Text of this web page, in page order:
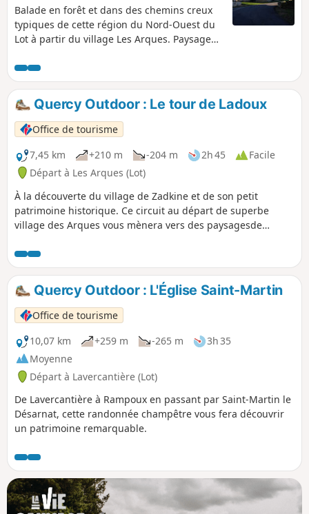
Balade en forêt et dans des chemins creux
typiques de cette région du Nord-Ouest du
Lot à partir du village Les Arques. Paysage
environnement très sauvage (passage à
proximité de seulement trois résidences). La
majeure partie de la balade est en dehors
des routes goudronnées, il s'agit de chemin
vicinaux. Quelques très jolis points de vue.
Cette balade figure sur la carte IGN et elle
est balisée en Jaune sur le terrain.
Quercy Outdoor : Le tour de Ladoux
Office de tourisme
7,45 km
+210 m -204 m 2h 45
Facile
Départ à Les Arques (Lot)
À la découverte du village de Zadkine et de son petit
patrimoine historique. Ce circuit au départ de superbe
village des Arques vous mènera vers des paysagesde
Quercy Outdoor : L'Église Saint-Martin
Office de tourisme
10,07 km
+259 m -265 m
3h 35
Moyenne
Départ à Lavercantière (Lot)
De Lavercantière à Rampoux en passant par Saint-Martin le
Désarnat, cette randonnée champêtre vous fera découvrir
un patrimoine remarquable.